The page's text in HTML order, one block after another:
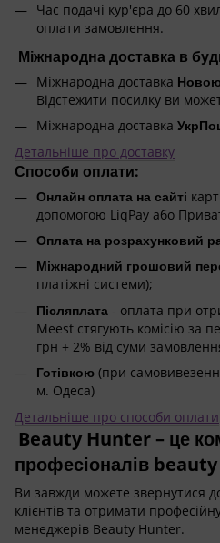
Час подачі кур'єра до 60
оплати замовлення.
Міжнародна доставка в
Міжнародна доставка
Відстежити посилку ви
Міжнародна доставка
Детальніше про доставку
Способи оплати:
Онлайн оплата на сайті
допомогою LiqPay або
Оплата на розрахунковий
Міжнародний грошовий
платіжні системи);
Післяплата - оплата при
Meest стягують комісію за
грн + 2% від суми
Готівкою (при
м. Одеса)
Детальніше про способи оплати
Beauty Hunter – це
професіоналів beauty
Ви завжди можете звернутися
клієнтів та отримати
менеджерів Beauty Hunter.